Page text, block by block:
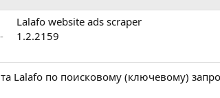
Lalafo website ads scraper
1.2.2159
Lalafo по поисковому (ключевому)